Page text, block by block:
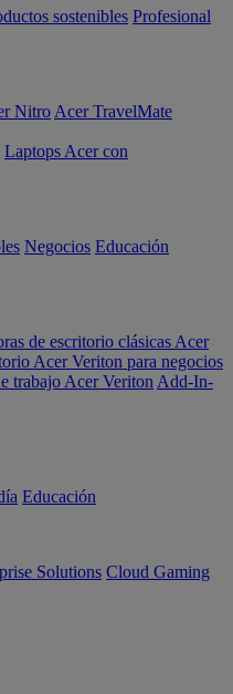
sostenibles Profesional
Nitro Acer TravelMate
Laptops Acer con
Negocios Educación
de escritorio clásicas Acer
Acer Veriton para negocios
trabajo Acer Veriton Add-In-
Educación
Solutions Cloud Gaming